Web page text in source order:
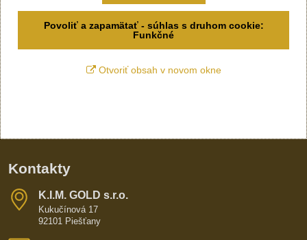
Povoliť a zapamätať - súhlas s druhom cookie:
Funkčné
Otvoriť obsah v novom okne
Kontakty
K​​.I​​.M​​. GOLD s​​.r​​.o​​.
Kukučínová 17
92101 Piešťany